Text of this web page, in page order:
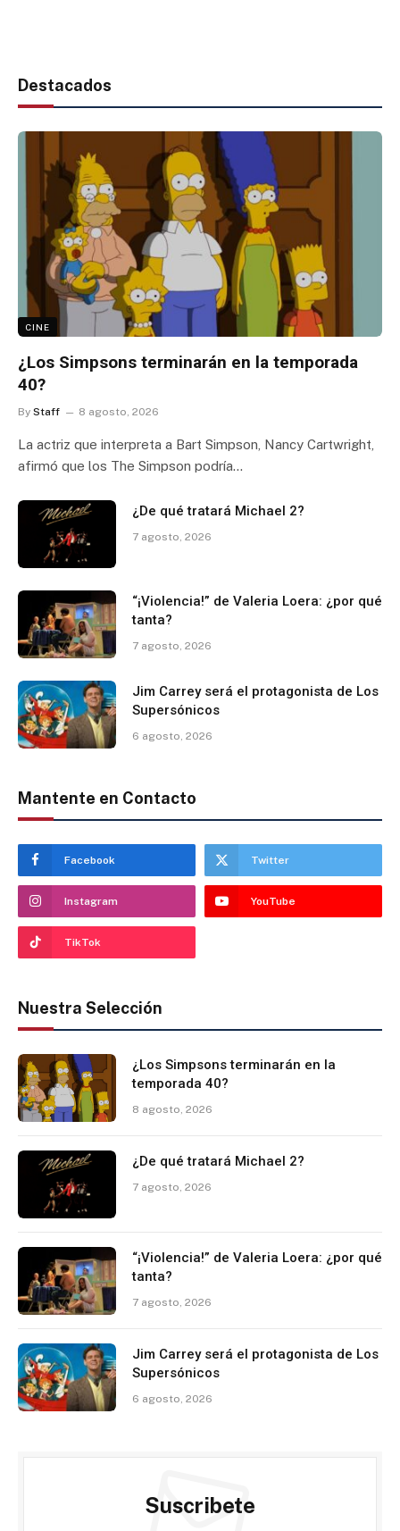
Destacados
CINE
¿Los Simpsons terminarán en la temporada
40?
By Staff 8 agosto, 2026
La actriz que interpreta a Bart Simpson, Nancy Cartwright,
afirmó que los The Simpson podría…
¿De qué tratará Michael 2?
7 agosto, 2026
“¡Violencia!” de Valeria Loera: ¿por qué
tanta?
7 agosto, 2026
Jim Carrey será el protagonista de Los
Supersónicos
6 agosto, 2026
Mantente en Contacto
Facebook Twitter
Instagram YouTube
TikTok
Nuestra Selección
¿Los Simpsons terminarán en la
temporada 40?
8 agosto, 2026
¿De qué tratará Michael 2?
7 agosto, 2026
“¡Violencia!” de Valeria Loera: ¿por qué
tanta?
7 agosto, 2026
Jim Carrey será el protagonista de Los
Supersónicos
6 agosto, 2026
Suscribete